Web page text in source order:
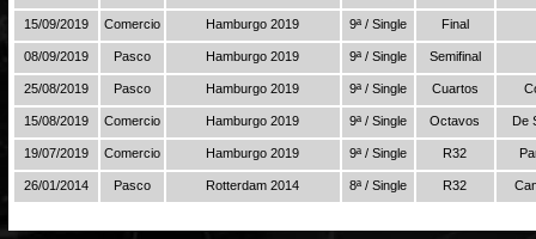
15/09/2019 Comercio Hamburgo 2019 9ª / Single Final
08/09/2019 Pasco Hamburgo 2019 9ª / Single Semifinal
25/08/2019 Pasco Hamburgo 2019 9ª / Single Cuartos
15/08/2019 Comercio Hamburgo 2019 9ª / Single Octavos De
19/07/2019 Comercio Hamburgo 2019 9ª / Single R32
26/01/2014 Pasco Rotterdam 2014 8ª / Single R32